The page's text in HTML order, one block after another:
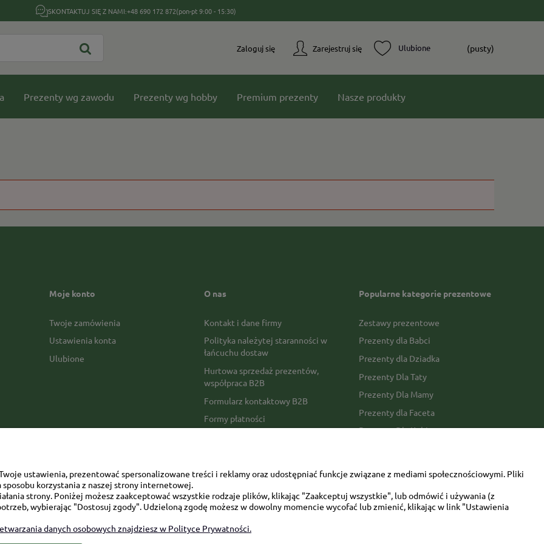
SKONTAKTUJ SIĘ Z NAMI:+48 690 172 872(pon-pt 9:00 - 15:30)
Zarejestruj się
Zaloguj się (pusty)
Prezenty wg zawodu Prezenty wg hobby Premium prezenty Nasze produkty
Moje konto
Twoje zamówienia
Ustawienia konta
Ulubione
O nas
Kontakt i dane firmy
Polityka należytej staranności w
łańcuchu dostaw
Hurtowa sprzedaż prezentów,
współpraca B2B
Formularz kontaktowy B2B
Formy płatności
Opinie Trustmate
Mapa kategorii
Popularne kategorie prezentowe
Zestawy prezentowe
Prezenty dla Babci
Prezenty dla Dziadka
Prezenty Dla Taty
Prezenty Dla Mamy
Prezenty dla Faceta
Prezenty Dla Kobiety
ustawienia, prezentować spersonalizowane treści i reklamy oraz udostępniać funkcje związane z mediami społecznościowymi. Pliki
korzystania z naszej strony internetowej.
strony. Poniżej możesz zaakceptować wszystkie rodzaje plików, klikając "Zaakceptuj wszystkie", lub odmówić i używania (z
wybierając "Dostosuj zgody". Udzieloną zgodę możesz w dowolny momencie wycofać lub zmienić, klikając w link "Ustawienia
danych osobowych znajdziesz w Polityce Prywatności.